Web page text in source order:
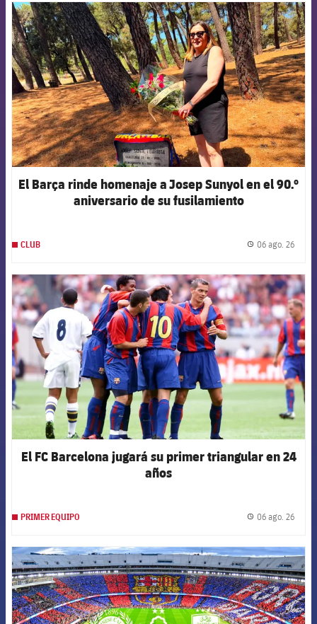
FCB Barcelona badge
El Barça rinde homenaje a Josep Sunyol en el 90.º
aniversario de su fusilamiento
CLUB 06 ago. 26
FCB Barcelona badge
El FC Barcelona jugará su primer triangular en 24
años
PRIMER EQUIPO 06 ago. 26
FCB Barcelona badge